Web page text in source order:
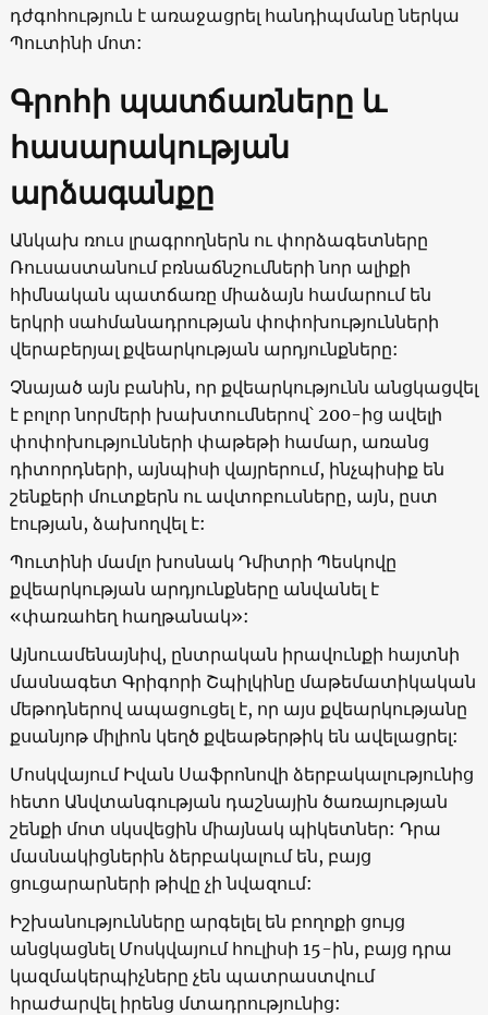
դժգոհություն է առաջացրել հանդիպմանը ներկա
Պուտինի մոտ:
Գրոհի պատճառները և
հասարակության
արձագանքը
Անկախ ռուս լրագրողներն ու փորձագետները
Ռուսաստանում բռնաճնշումների նոր ալիքի
հիմնական պատճառը միաձայն համարում են
երկրի սահմանադրության փոփոխությունների
վերաբերյալ քվեարկության արդյունքները:
Չնայած այն բանին, որ քվեարկությունն անցկացվել
է բոլոր նորմերի խախտումներով՝ 200-ից ավելի
փոփոխությունների փաթեթի համար, առանց
դիտորդների, այնպիսի վայրերում, ինչպիսիք են
շենքերի մուտքերն ու ավտոբուսները, այն, ըստ
էության, ձախողվել է:
Պուտինի մամլո խոսնակ Դմիտրի Պեսկովը
քվեարկության արդյունքները անվանել է
«փառահեղ հաղթանակ»:
Այնուամենայնիվ, ընտրական իրավունքի հայտնի
մասնագետ Գրիգորի Շպիլկինը մաթեմատիկական
մեթոդներով ապացուցել է, որ այս քվեարկությանը
քսանյոթ միլիոն կեղծ քվեաթերթիկ են ավելացրել:
Մոսկվայում Իվան Սաֆրոնովի ձերբակալությունից
հետո Անվտանգության դաշնային ծառայության
շենքի մոտ սկսվեցին միայնակ պիկետներ: Դրա
մասնակիցներին ձերբակալում են, բայց
ցուցարարների թիվը չի նվազում:
Իշխանությունները արգելել են բողոքի ցույց
անցկացնել Մոսկվայում հուլիսի 15-ին, բայց դրա
կազմակերպիչները չեն պատրաստվում
հրաժարվել իրենց մտադրությունից: